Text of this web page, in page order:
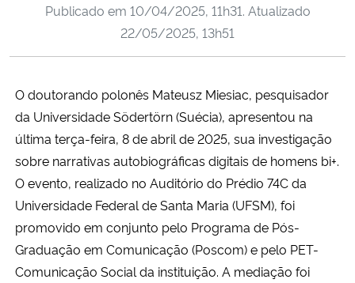
Ministério do Meio Ambiente
Ministério do Turismo
Ministério do Desenvolvimento Regional
Controladoria-Geral da União
Ministério da Mulher, da Família e dos Direitos Humanos
Secretaria-Geral
Secretaria de Governo
Publicado em 10/04/2025, 11h31. Atualizado
22/05/2025, 13h51
O doutorando polonês Mateusz Miesiac, pesquisador
da Universidade Södertörn (Suécia), apresentou na
última terça-feira, 8 de abril de 2025, sua investigação
sobre narrativas autobiográficas digitais de homens bi+.
O evento, realizado no Auditório do Prédio 74C da
Universidade Federal de Santa Maria (UFSM), foi
promovido em conjunto pelo Programa de Pós-
Graduação em Comunicação (Poscom) e pelo PET-
Comunicação Social da instituição. A mediação foi